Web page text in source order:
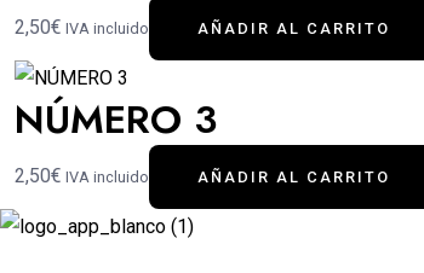
2,50€ IVA incluido AÑADIR AL CARRITO
NÚMERO 3
2,50€ IVA incluido AÑADIR AL CARRITO